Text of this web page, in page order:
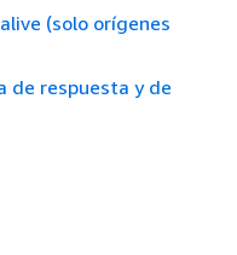
(solo orígenes
de respuesta y de